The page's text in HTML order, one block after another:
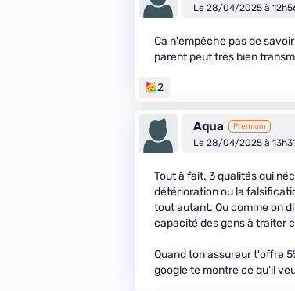
Le 28/04/2025 à
Ca n'empêche pas de
parent peut très bien
2
Aqua Premium
Le 28/04/2025 à
Tout à fait. 3 qualités qui
détérioration ou la
tout autant. Ou comme on
capacité des gens à traiter
Quand ton assureur t'offre
google te montre ce qu'il